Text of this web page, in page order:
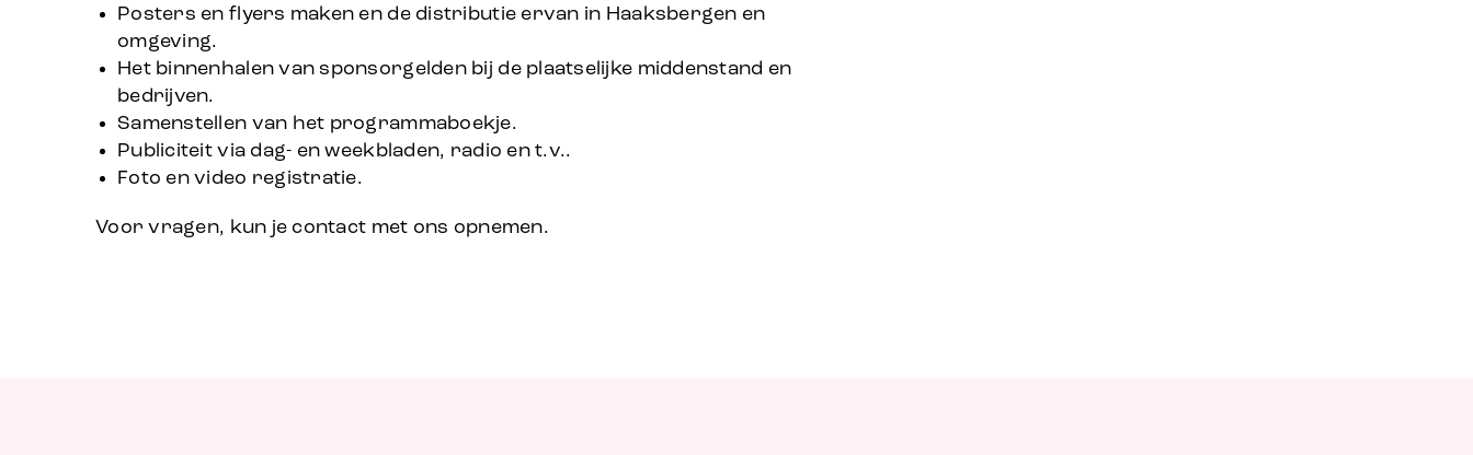
Posters en flyers maken en de distributie ervan in Haaksbergen en
omgeving.
Het binnenhalen van sponsorgelden bij de plaatselijke middenstand en
bedrijven.
Samenstellen van het programmaboekje.
Publiciteit via dag- en weekbladen, radio en t.v..
Foto en video registratie.
Voor vragen, kun je contact met ons opnemen.